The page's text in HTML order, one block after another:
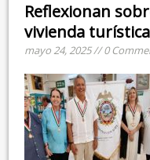
Reflexionan
vivienda turística
mayo 24, 2025 // 0